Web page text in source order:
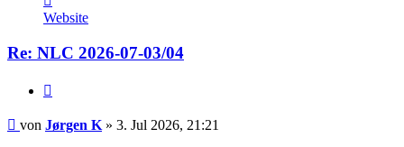
von
Jørgen
K
Website
Re: NLC 2026-07-03/04
Beitrag
von Jørgen K » 3. Jul 2026, 21:21